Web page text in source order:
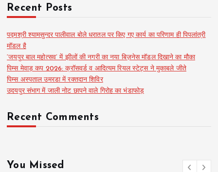
Recent Posts
पद्मश्री श्यामसुन्दर पालीवाल बोले धरातल पर किए गए कार्य का परिणाम ही पिपलांत्री
मॉडल है
‘जयपुर बाल महोत्सव’ में झीलों की नगरी का नया बिज़नेस मॉडल दिखाने का मौका
पिम्स मेवाड़ कप 2026: क्रॉसवर्ड व आदित्यम रियल स्टेट्स ने मुकाबले जीते
पिम्स अस्पताल उमरडा में रक्तदान शिविर
उदयपुर संभाग में जाली नोट छापने वाले गिरोह का भंडाफोड़
Recent Comments
You Missed